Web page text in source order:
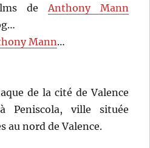
deAnthony Mann
Mann…
de la cité de Valence
Peniscola, ville située
au nord de Valence.